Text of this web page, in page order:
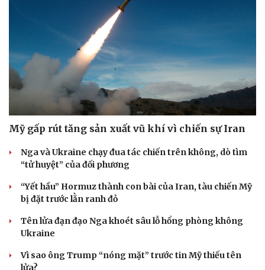
dinh dưỡng nói điều bất ngờ
Muốn khỏe mạnh khi về già, đừng bỏ qua 8 chỉ số kiểm
tra sức khỏe từ tuổi 40
Vỏ chanh đông lạnh có tác dụng gì? Sự thật có thể khiến
bạn bất ngờ
QUAN SÁT
Mỹ gấp rút tăng sản xuất vũ khí vì chiến sự Iran